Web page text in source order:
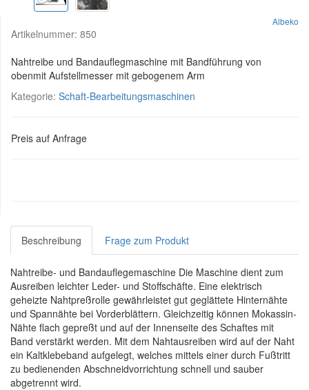
Albeko
Artikelnummer: 850
Nahtreibe und Bandauflegmaschine mit Bandführung von
obenmit Aufstellmesser mit gebogenem Arm
Kategorie: Schaft-Bearbeitungsmaschinen
Preis auf Anfrage
Beschreibung Frage zum Produkt
Nahtreibe- und Bandauflegemaschine Die Maschine dient zum
Ausreiben leichter Leder- und Stoffschäfte. Eine elektrisch
geheizte Nahtpreßrolle gewährleistet gut geglättete Hinternähte
und Spannähte bei Vorderblättern. Gleichzeitig können Mokassin-
Nähte flach gepreßt und auf der Innenseite des Schaftes mit
Band verstärkt werden. Mit dem Nahtausreiben wird auf der Naht
ein Kaltklebeband aufgelegt, welches mittels einer durch Fußtritt
zu bedienenden Abschneidvorrichtung schnell und sauber
abgetrennt wird.